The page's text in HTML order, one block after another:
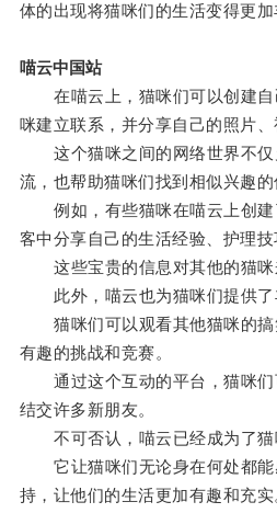
体的出现将猫咪们的生活变得更加
喵云中国站
在喵云上，猫咪们可以创建自
咪建立联系，并分享自己的照片、
这个猫咪之间的网络世界不仅
流，也帮助猫咪们找到相似兴趣的
例如，有些猫咪在喵云上创建
客中分享自己的生活经验、护理技
这些宝贵的信息对其他的猫咪
此外，喵云也为猫咪们提供了
猫咪们可以观看其他猫咪的搞
有趣的挑战和竞赛。
通过这个互动的平台，猫咪们
结交许多新朋友。
不可否认，喵云已经成为了猫
它让猫咪们无论身在何处都能
持，让他们的生活更加有趣和充实